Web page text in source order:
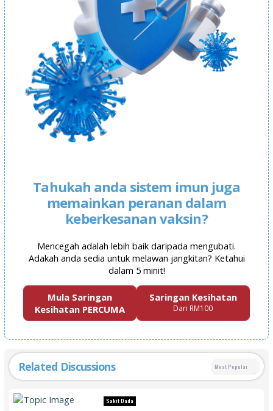
Tahukah anda sistem imun juga
memainkan peranan dalam
keberkesanan vaksin?
Mencegah adalah lebih baik daripada mengubati.
Adakah anda sedia untuk melawan jangkitan? Ketahui
dalam 5 minit!
Mula Saringan
Kesihatan PERCUMA
Saringan Kesihatan
Dari RM100
Related Discussions Most Popular
Sakit Dada